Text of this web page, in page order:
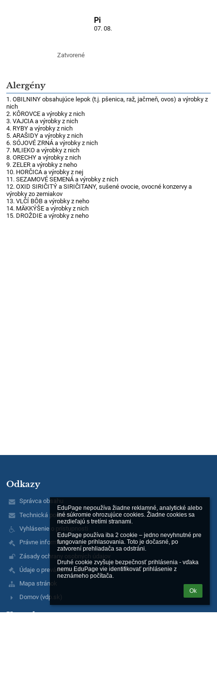
EduPage nepoužíva žiadne reklamné, analytické alebo
iné súkromie ohrozujúce cookies. Žiadne cookies sa
nezdieľajú s tretími stranami.
EduPage používa iba 2 cookie – jedno nevyhnutné pre
fungovanie prihlasovania. Toto je dočasné, po
zatvorení prehliadača sa odstráni.
Druhé cookie zvyšuje bezpečnosť prihlásenia - vďaka
nemu EduPage vie identifikovať prihlásenie z
neznámeho počítača.
Ok
Pi
07. 08.
Zatvorené
Alergény
1. OBILNINY obsahujúce lepok (t.j. pšenica, raž, jačmeň, ovos) a výrobky z
nich
2. KÔROVCE a výrobky z nich
3. VAJCIA a výrobky z nich
4. RYBY a výrobky z nich
5. ARAŠIDY a výrobky z nich
6. SÓJOVÉ ZRNÁ a výrobky z nich
7. MLIEKO a výrobky z nich
8. ORECHY a výrobky z nich
9. ZELER a výrobky z neho
10. HORČICA a výrobky z nej
11. SEZAMOVÉ SEMENÁ a výrobky z nich
12. OXID SIRIČITÝ a SIRIČITANY, sušené ovocie, ovocné konzervy a
výrobky zo zemiakov
13. VLČÍ BÔB a výrobky z neho
14. MÄKKÝŠE a výrobky z nich
15. DROŽDIE a výrobky z neho
Odkazy
Správca obsahu
Technická podpora
Vyhlásenie o prístupnosti
Právne informácie
Zásady ochrany osobných údajov
Údaje o prevádzkovateľovi
Mapa stránok
Domov (vdp.sk)
Kontakty